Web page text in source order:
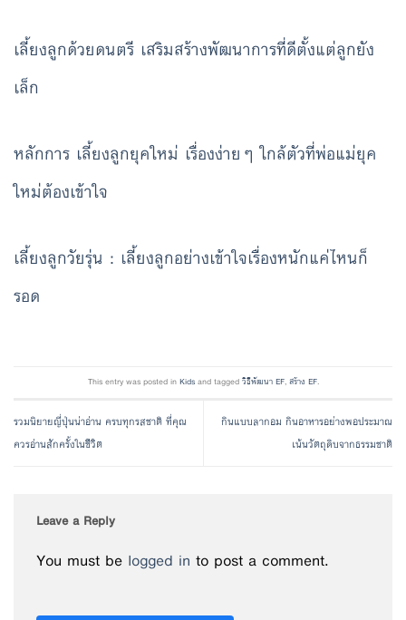
เลี้ยงลูกด้วยดนตรี เสริมสร้างพัฒนาการที่ดีตั้งแต่ลูกยัง
เล็ก
หลักการ เลี้ยงลูกยุคใหม่ เรื่องง่ายๆ ใกล้ตัวที่พ่อแม่ยุค
ใหม่ต้องเข้าใจ
เลี้ยงลูกวัยรุ่น : เลี้ยงลูกอย่างเข้าใจเรื่องหนักแค่ไหนก็
รอด
This entry was posted inKidsand taggedวิธีพัฒนา EF,สร้าง EF.
รวมนิยายญี่ปุ่นน่าอ่าน ครบทุกรสชาติ ที่คุณ
ควรอ่านสักครั้งในชีวิต
กินแบบลากอม กินอาหารอย่างพอประมาณ
เน้นวัตถุดิบจากธรรมชาติ
Leave a Reply
You must be logged in to post a comment.